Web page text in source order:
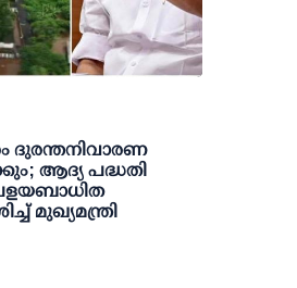
ദുരന്തനിവാരണ
ആദ്യ പദ്ധതി
മുഖ്യമന്ത്രി